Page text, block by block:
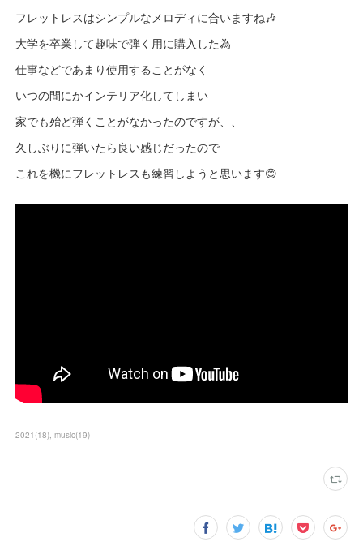
フレットレスはシンプルなメロディに合いますね🎶
大学を卒業して趣味で弾く用に購入した為
仕事などであまり使用することがなく
いつの間にかインテリア化してしまい
家でも殆ど弾くことがなかったのですが、、
久しぶりに弾いたら良い感じだったので
これを機にフレットレスも練習しようと思います😊
2021 (18) music(19)